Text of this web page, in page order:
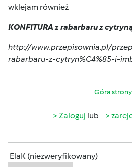
wklejam również
KONFITURA z rabarbaru z
http://www.przepisownia.pl/
rabarbaru-z-cytryn%C4%85-i-
Góra strony
Zaloguj lub
ElaK (niezweryfikowany)